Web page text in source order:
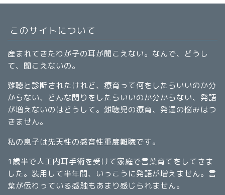
このサイトについて
産まれてきたわが子の耳が聞こえない。なんで、どうし
て、聞こえないの。
難聴と診断されたけれど、療育って何をしたらいいのか分
からない、どんな関りをしたらいいのか分からない、発語
が増えないのはどうして。難聴児の療育、発達の悩みはつ
きません。
私の息子は先天性の感音性重度難聴です。
1歳半で人工内耳手術を受けて家庭で言葉育てをしてきま
した。装用して半年間、いっこうに発語が増えません。言
葉が伝わっている感触もあまり感じられません。